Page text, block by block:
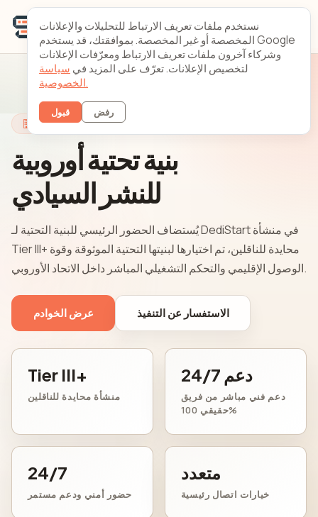
البنية التحتية
بنية تحتية أوروبية
للنشر السيادي
يُستضاف الحضور الرئيسي للبنية التحتية لـ DediStart في منشأة
Tier III+ محايدة للناقلين، تم اختيارها لبنيتها التحتية الموثوقة وقوة
الوصول الإقليمي والتحكم التشغيلي المباشر داخل الاتحاد الأوروبي.
عرض الخوادم الاستفسار عن التنفيذ
Tier III+
منشأة محايدة للناقلين
دعم 24/7
دعم فني مباشر من فريق
حقيقي 100%
24/7
حضور أمني ودعم مستمر
متعدد
خيارات اتصال رئيسية
نستخدم ملفات تعريف الارتباط للتحليلات والإعلانات
المخصصة أو غير المخصصة. بموافقتك، قد يستخدم Google
وشركاء آخرون ملفات تعريف الارتباط ومعرّفات الإعلانات
لتخصيص الإعلانات. تعرّف على المزيد في سياسة
الخصوصية.
قبول رفض